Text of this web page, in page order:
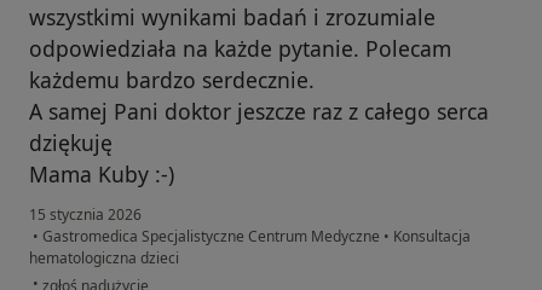
wszystkimi wynikami badań i zrozumiale
odpowiedziała na każde pytanie. Polecam
każdemu bardzo serdecznie.
A samej Pani doktor jeszcze raz z całego serca
dziękuję
Mama Kuby :-)
15 stycznia 2026
• Gastromedica Specjalistyczne Centrum Medyczne • Konsultacja
hematologiczna dzieci
• w opinii użytkownika Katarzyna
zgłoś nadużycie